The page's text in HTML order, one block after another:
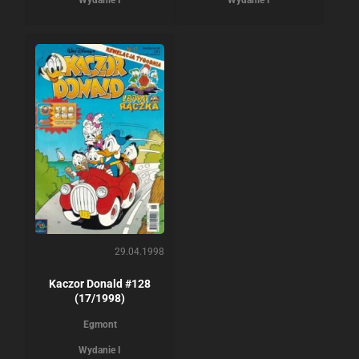
29.04.1998
Kaczor Donald #128
(17/1998)
Egmont
Wydanie I